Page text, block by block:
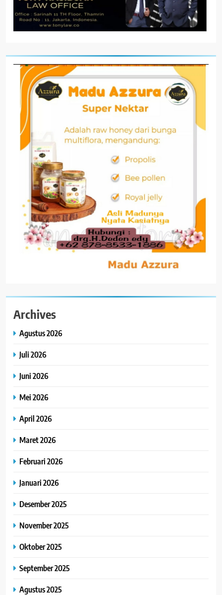
Archives
Agustus 2026
Juli 2026
Juni 2026
Mei 2026
April 2026
Maret 2026
Februari 2026
Januari 2026
Desember 2025
November 2025
Oktober 2025
September 2025
Agustus 2025